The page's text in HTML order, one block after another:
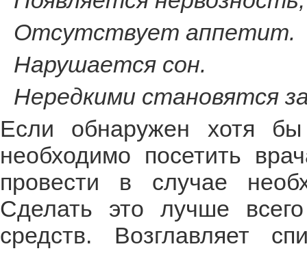
Отсутствует аппетит.
Нарушается сон.
Нередкими становятся
Если обнаружен хотя
необходимо посетить
провести в случае
Сделать это лучше
средств. Возглавляет